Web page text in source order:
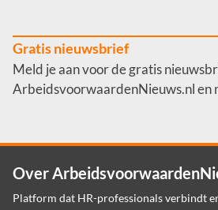
Gratis nieuwsbrief
Meld je aan voor de gratis
ArbeidsvoorwaardenNieuws.nl en
Over
Platform dat HR-professionals verbindt